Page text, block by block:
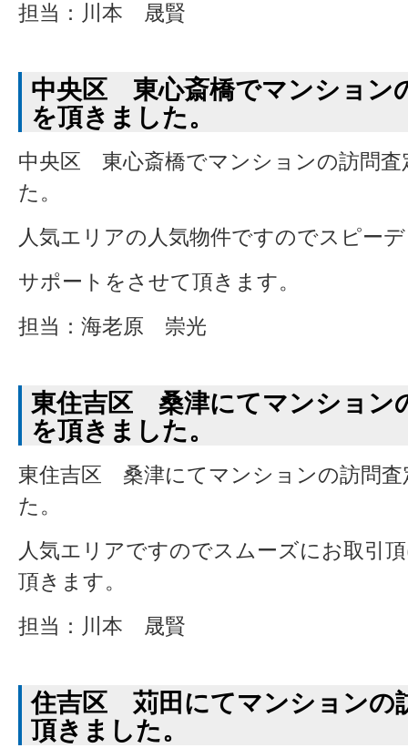
担当：川本 晟賢
中央区 東心斎橋でマンション
を頂きました。
中央区 東心斎橋でマンションの訪問査
た。
人気エリアの人気物件ですのでスピー
サポートをさせて頂きます。
担当：海老原 崇光
東住吉区 桑津にてマンション
を頂きました。
東住吉区 桑津にてマンションの訪問査
た。
人気エリアですのでスムーズにお取引
頂きます。
担当：川本 晟賢
住吉区 苅田にてマンションの
頂きました。